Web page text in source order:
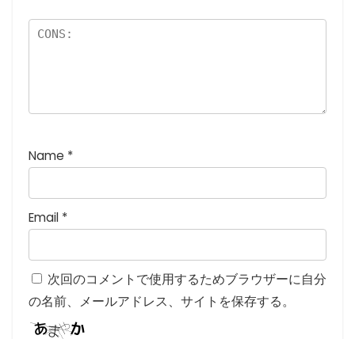
Name *
Email *
次回のコメントで使用するためブラウザーに自分
の名前、メールアドレス、サイトを保存する。